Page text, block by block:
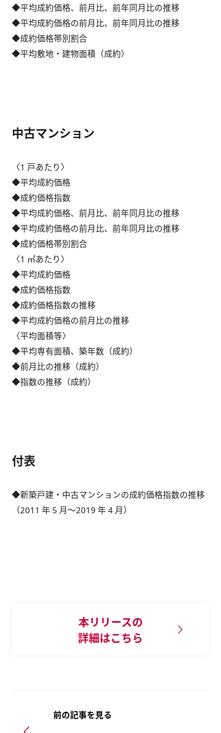
◆平均成約価格、前月比、前年同月比の推移
◆平均成約価格の前月比、前年同月比の推移
◆成約価格帯別割合
◆平均敷地・建物面積（成約）
中古マンション
〈1 戸あたり〉
◆平均成約価格
◆成約価格指数
◆平均成約価格、前月比、前年同月比の推移
◆平均成約価格の前月比、前年同月比の推移
◆成約価格帯別割合
〈1 ㎡あたり〉
◆平均成約価格
◆成約価格指数
◆成約価格指数の推移
◆平均成約価格の前月比の推移
〈平均面積等〉
◆平均専有面積、築年数（成約）
◆前月比の推移（成約）
◆指数の推移（成約）
付表
◆新築戸建・中古マンションの成約価格指数の推移
（2011 年 5 月～2019 年 4 月）
本リリースの
詳細はこちら
前の記事を見る